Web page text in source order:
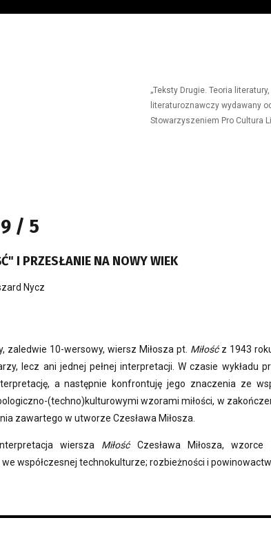
„Teksty Drugie. Teoria
literaturoznawczy wydawany
Stowarzyszeniem Pro Cultura
/ 5
I PRZESŁANIE NA NOWY WIEK
Nycz
zaledwie 10-wersowy, wiersz Miłosza pt. Miłośćz 1943
lecz ani jednej pełnej interpretacji. W czasie wykładu
a następnie konfrontuję jego znaczenia ze
(techno)kulturowymi wzorami miłości, w
zawartego w utworze Czesława Miłosza.
wiersza MiłośćCzesława Miłosza, wzorce
współczesnej technokulturze; rozbieżności i